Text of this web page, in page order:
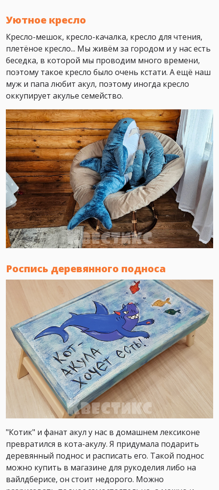
Уютное кресло
Кресло-мешок, кресло-качалка, кресло для чтения,
плетёное кресло... Мы живём за городом и у нас есть
беседка, в которой мы проводим много времени,
поэтому такое кресло было очень кстати. А ещё наш
муж и папа любит акул, поэтому иногда кресло
оккупирует акулье семейство.
Роспись деревянного подноса
"Котик" и фанат акул у нас в домашнем лексиконе
превратился в кота-акулу. Я придумала подарить
деревянный поднос и расписать его. Такой поднос
можно купить в магазине для рукоделия либо на
вайлдберисе, он стоит недорого. Можно